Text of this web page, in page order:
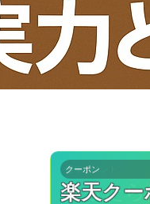
クーポン
楽天クー